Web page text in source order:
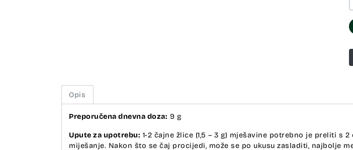
Opis
Preporučena dnevna doza: 9 g
Upute za upotrebu: 1-2 čajne žlice (1,5 – 3 g) mješavine potrebno je preliti s
miješanje. Nakon što se čaj procijedi, može se po ukusu zasladiti, najbolje